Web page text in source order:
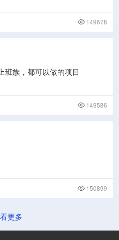
149678
班族，都可以做的项目
149586
150899
更多